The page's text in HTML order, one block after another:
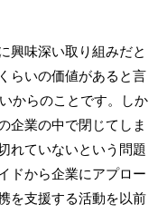
興味深い取り組みだと
らいの価値があると言
からのことです。しか
企業の中で閉じてしま
れていないという問題
ドから企業にアプロー
を支援する活動を以前